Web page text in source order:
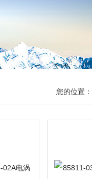
您的位置：